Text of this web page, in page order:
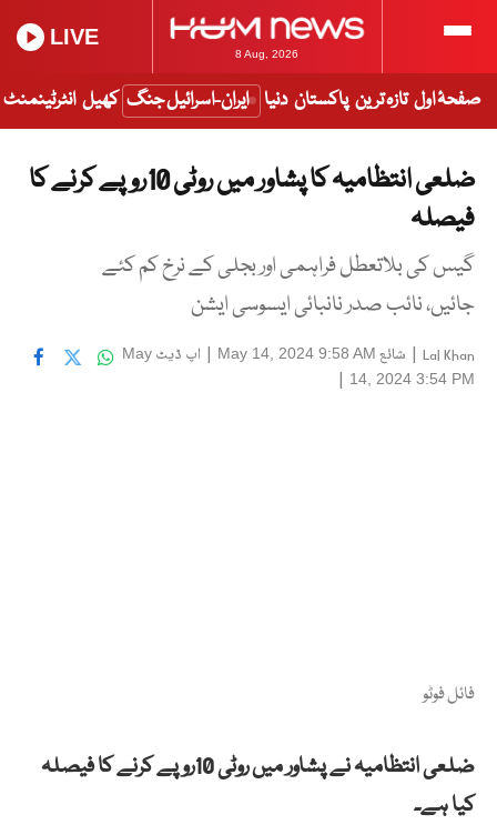
8 Aug, 2026
LIVE
صفحۂ اول تازہ ترین پاکستان دنیا ایران-اسرائیل جنگ کھیل انٹرٹینمنٹ
ضلعی انتظامیہ کا پشاور میں روٹی 10روپے کرنے کا
فیصلہ
گیس کی بلاتعطل فراہمی اور بجلی کے نرخ کم کئے
جائیں، نائب صدر نانبائی ایسوسی ایشن
Lal Khan
| شائع May 14, 2024 9:58 AM
| اپ ڈیٹ May
14, 2024 3:54 PM
|
فائل فوٹو
ضلعی انتظامیہ نے پشاور میں روٹی 10روپے کرنے کا فیصلہ
کیا ہے۔